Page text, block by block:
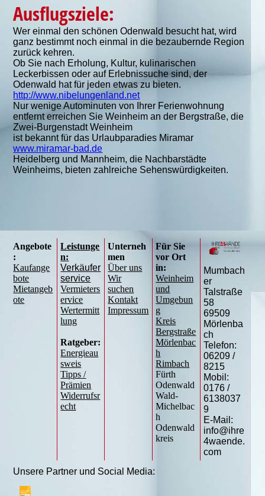
Ausflugsziele:
Wer einmal den schönen Odenwald besucht hat, wird
ganz bestimmt noch einmal in die bezaubernde Region
zurück kehren.
Ob Sie nach Erholung, Kultur, kulinarischen
Leckerbissen oder auf Erlebnissuche sind, der
Odenwald hat für jeden etwas zu bieten.
http://www.nibelungenland.net
Nur wenige Autominuten von Ihrer Ferienwohnung
entfernt erreichen Sie Weinheim an der Bergstraße, die
Zwei-Burgenstadt Weinheim
ist bekannt für das Urlaubparadies Miramar
www.miramar-bad.de
Heidelberg und Mannheim, die Nachbarstädte
Weinheims, bieten zahlreiche Sehenswürdigkeiten.
Angebote
:
Kaufange
bote
Mietangeb
ote
Leistunge
n:
Verkäufer
service
Vermieters
ervice
Wertermitt
lung
Ratgeber:
Energieau
sweis
Tipps /
Prämien
Widerrufsr
echt
Unterneh
men
Über uns
Wir
suchen
Kontakt
Impressum
Für Sie
vor Ort
in:
Weinheim
und
Umgebun
g
Kreis
Bergstraße
Mörlenbac
h
Rimbach
Fürth
Odenwald
Wald-
Michelbac
h
Odenwald
kreis
Mumbach
er
Talstraße
58
69509
Mörlenba
ch
Telefon:
06209 /
8215
Mobil:
0176 /
6138037
9
E-Mail:
info@ihre
4waende.
com
Unsere Partner und Social Media: